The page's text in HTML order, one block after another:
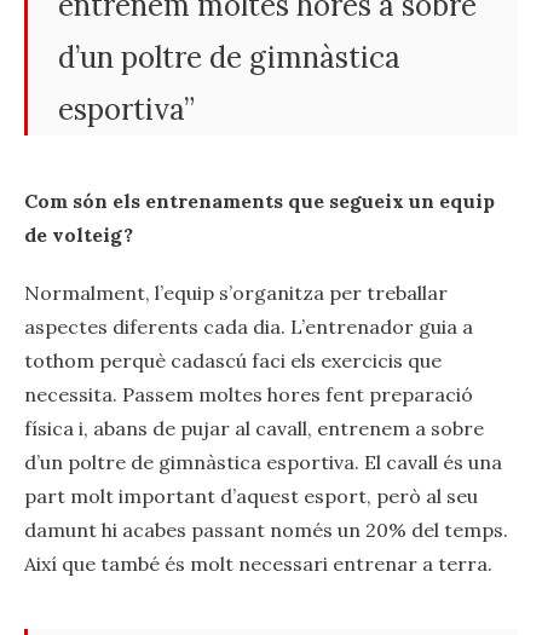
d’un poltre de gimnàstica
esportiva”
Com són els entrenaments que segueix un equip
de volteig?
Normalment, l’equip s’organitza per treballar
aspectes diferents cada dia. L’entrenador guia a
tothom perquè cadascú faci els exercicis que
necessita. Passem moltes hores fent preparació
física i, abans de pujar al cavall, entrenem a sobre
d’un poltre de gimnàstica esportiva. El cavall és una
part molt important d’aquest esport, però al seu
damunt hi acabes passant només un 20% del temps.
Així que també és molt necessari entrenar a terra.